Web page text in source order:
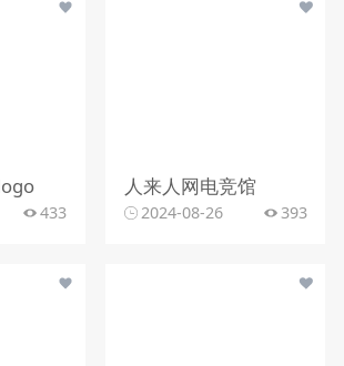
433
人来人网电竞馆
2024-08-26 393